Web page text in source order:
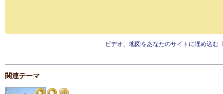
ビデオ、地図をあなたのサイトに埋め込む
関連テーマ